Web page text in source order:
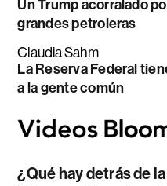
Un Trump acorralado
grandes petroleras
Claudia Sahm
La Reserva Federal
a la gente común
¿Qué hay detrás de